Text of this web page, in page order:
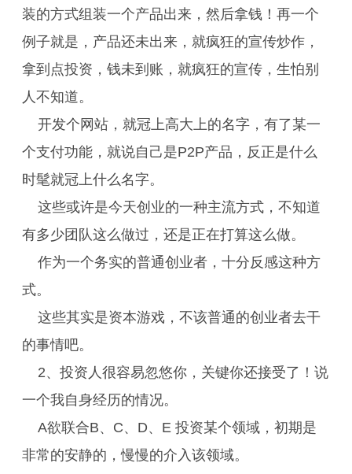
装的方式组装一个产品出来，然后拿钱！再一个
例子就是，产品还未出来，就疯狂的宣传炒作，
拿到点投资，钱未到账，就疯狂的宣传，生怕别
人不知道。
开发个网站，就冠上高大上的名字，有了某一
个支付功能，就说自己是P2P产品，反正是什么
时髦就冠上什么名字。
这些或许是今天创业的一种主流方式，不知道
有多少团队这么做过，还是正在打算这么做。
作为一个务实的普通创业者，十分反感这种方
式。
这些其实是资本游戏，不该普通的创业者去干
的事情吧。
2、投资人很容易忽悠你，关键你还接受了！说
一个我自身经历的情况。
A欲联合B、C、D、E 投资某个领域，初期是
非常的安静的，慢慢的介入该领域。